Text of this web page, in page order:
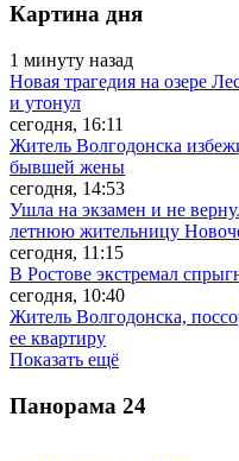
Картина дня
1 минуту назад
Новая трагедия на озере
и утонул
сегодня, 16:11
Житель Волгодонска
бывшей жены
сегодня, 14:53
Ушла на экзамен и не
летнюю жительницу
сегодня, 11:15
В Ростове экстремал
сегодня, 10:40
Житель Волгодонска,
ее квартиру
Показать ещё
Панорама 24